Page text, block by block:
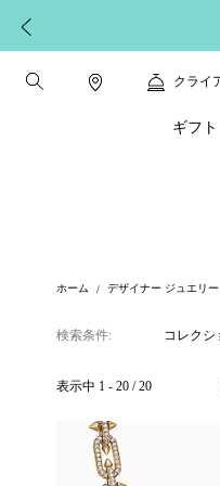
クライ
ギフト
ホーム デザイナー ジュエリー
検索条件 コレクシ
表示中 1 - 20 / 20